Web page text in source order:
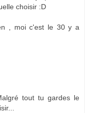
choisir :D
, moi c'est le 30 y a
tout tu gardes le